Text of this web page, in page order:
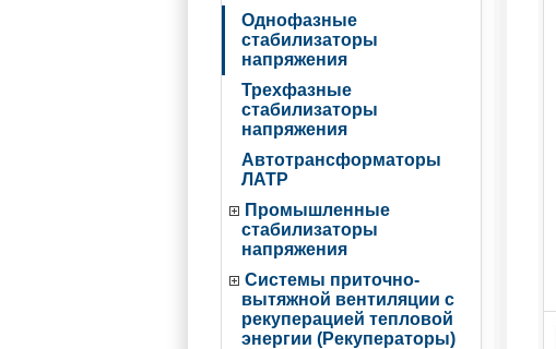
Однофазные
стабилизаторы
напряжения
Трехфазные
стабилизаторы
напряжения
Автотрансформаторы
ЛАТР
Промышленные
стабилизаторы
напряжения
Системы приточно-
вытяжной вентиляции с
рекуперацией тепловой
энергии (Рекуператоры)